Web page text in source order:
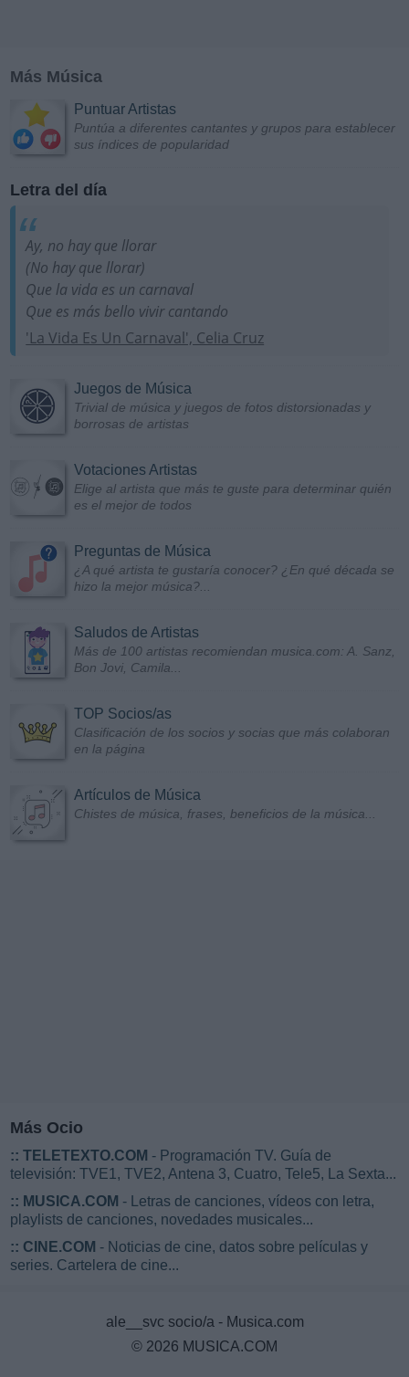
Más Música
Puntuar Artistas
Puntúa a diferentes cantantes y grupos para establecer
sus índices de popularidad
Letra del día
Ay, no hay que llorar
(No hay que llorar)
Que la vida es un carnaval
Que es más bello vivir cantando
'La Vida Es Un Carnaval', Celia Cruz
Juegos de Música
Trivial de música y juegos de fotos distorsionadas y
borrosas de artistas
Votaciones Artistas
Elige al artista que más te guste para determinar quién
es el mejor de todos
Preguntas de Música
¿A qué artista te gustaría conocer? ¿En qué década se
hizo la mejor música?...
Saludos de Artistas
Más de 100 artistas recomiendan musica.com: A. Sanz,
Bon Jovi, Camila...
TOP Socios/as
Clasificación de los socios y socias que más colaboran
en la página
Artículos de Música
Chistes de música, frases, beneficios de la música...
Más Ocio
:: TELETEXTO.COM - Programación TV. Guía de
televisión: TVE1, TVE2, Antena 3, Cuatro, Tele5, La Sexta...
:: MUSICA.COM - Letras de canciones, vídeos con letra,
playlists de canciones, novedades musicales...
:: CINE.COM - Noticias de cine, datos sobre películas y
series. Cartelera de cine...
ale__svc socio/a - Musica.com
© 2026 MUSICA.COM